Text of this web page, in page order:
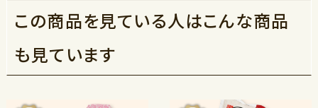
この商品を見ている人はこんな商品
も見ています